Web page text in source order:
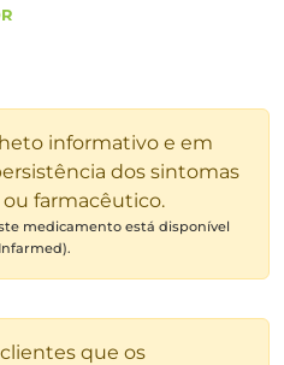
informativo e em
dos sintomas
farmacêutico.
medicamento está disponível
que os